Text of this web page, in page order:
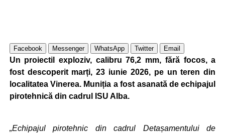
Facebook Messenger WhatsApp Twitter Email
Un proiectil exploziv, calibru 76,2 mm, fără focos, a
fost descoperit marți, 23 iunie 2026, pe un teren din
localitatea Vinerea. Muniția a fost asanată de echipajul
pirotehnică din cadrul ISU Alba.
„Echipajul pirotehnic din cadrul Detașamentului de